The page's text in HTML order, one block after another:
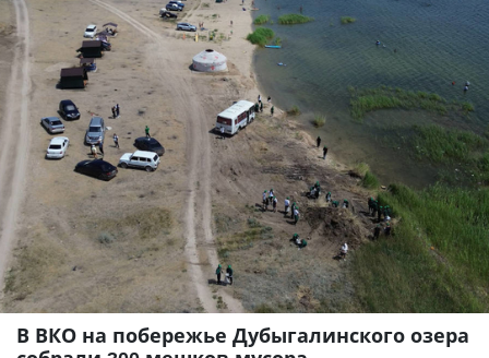
В ВКО на побережье Дубыгалинского озера